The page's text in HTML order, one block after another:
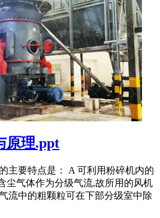
原理.ppt
主要特点是： A 可利用粉碎机内的
尘气体作为分级气流,故所用的风机
流中的粗颗粒可在下部分级室中除